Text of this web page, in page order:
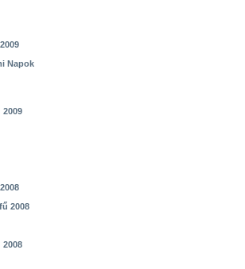
Napok
2008